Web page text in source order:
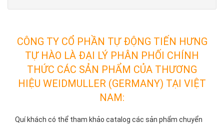
CÔNG TY CỔ PHẦN TỰ ĐỘNG TIẾN HƯNG
TỰ HÀO LÀ ĐẠI LÝ PHÂN PHỐI CHÍNH
THỨC CÁC SẢN PHẨM CỦA THƯƠNG
HIỆU WEIDMULLER (GERMANY) TẠI VIỆT
NAM:
Quí khách có thể tham khảo catalog các sản phẩm chuyển